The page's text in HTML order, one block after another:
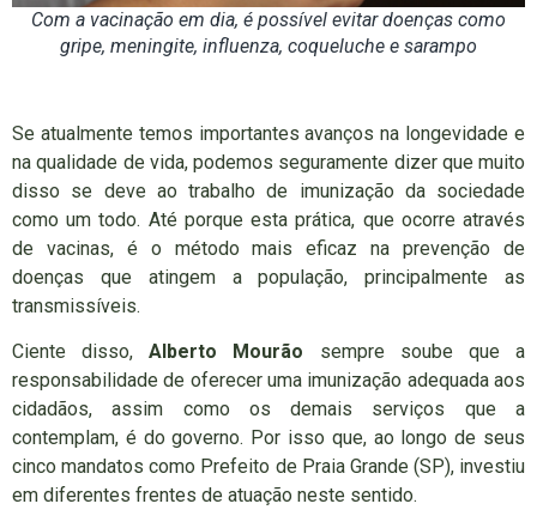
Com a vacinação em dia, é possível evitar doenças como
gripe, meningite, influenza, coqueluche e sarampo
Se atualmente temos importantes avanços na longevidade e
na qualidade de vida, podemos seguramente dizer que muito
disso se deve ao trabalho de imunização da sociedade
como um todo. Até porque esta prática, que ocorre através
de vacinas, é o método mais eficaz na prevenção de
doenças que atingem a população, principalmente as
transmissíveis.
Ciente disso,Alberto Mourão sempre soube que a
responsabilidade de oferecer uma imunização adequada aos
cidadãos, assim como os demais serviços que a
contemplam, é do governo. Por isso que, ao longo de seus
cinco mandatos como Prefeito de Praia Grande (SP), investiu
em diferentes frentes de atuação neste sentido.